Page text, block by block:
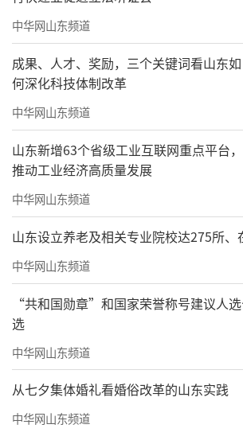
中华网山东频道
成果、人才、奖励，三个关键词看山东如
何深化科技体制改革
中华网山东频道
山东新增63个省级工业互联网重点平台，
推动工业经济高质量发展
中华网山东频道
山东设立养老及相关专业院校达275所、
中华网山东频道
“共和国勋章”和国家荣誉称号建议人
选
中华网山东频道
从七夕集体婚礼看婚俗改革的山东实践
中华网山东频道